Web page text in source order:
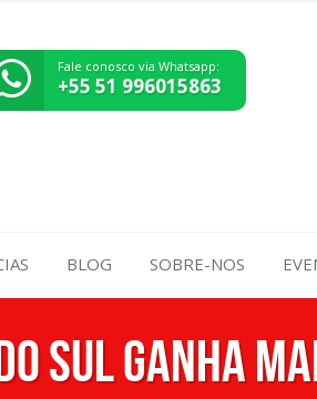
Fale conosco via Whatsapp:
+55 51 996015863
BLOG SOBRE-NOS
Sul ganha